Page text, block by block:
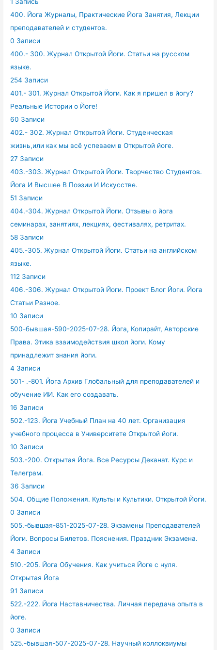
400. Йога Журналы, Практические Йога Занятия, Лекции
преподавателей и студентов.
0 Записи
400.- 300. Журнал Открытой Йоги. Статьи на русском
языке.
254 Записи
401.- 301. Журнал Открытой Йоги. Как я пришел в йогу?
Реальные Истории о Йоге!
60 Записи
402.- 302. Журнал Открытой Йоги. Студенческая
жизнь,или как мы всё успеваем в Открытой йоге.
27 Записи
403.-303. Журнал Открытой Йоги. Творчество Студентов.
Йога И Высшее В Поэзии И Искусстве.
51 Записи
404.-304. Журнал Открытой Йоги. Отзывы о йога
семинарах, занятиях, лекциях, фестивалях, ретритах.
58 Записи
405.-305. Журнал Открытой Йоги. Статьи на английском
языке.
112 Записи
406.-306. Журнал Открытой Йоги. Проект Блог Йоги. Йога
Статьи Разное.
10 Записи
500-бывшая-590-2025-07-28. Йога, Копирайт, Авторские
Права. Этика взаимодействия школ йоги. Кому
принадлежит знания йоги.
4 Записи
501- .-801. Йога Архив Глобальный для преподавателей и
обучение ИИ. Как его создавать.
16 Записи
502.-123. Йога Учебный План на 40 лет. Организация
учебного процесса в Университете Открытой йоги.
10 Записи
503.-200. Открытая Йога. Все Ресурсы Деканат. Курс и
Телеграм.
36 Записи
504. Общие Положения. Культы и Культики. Открытой Йоги.
0 Записи
505.-бывшая-851-2025-07-28. Экзамены Преподавателей
Йоги. Вопросы Билетов. Пояснения. Праздник Экзамена.
4 Записи
510.-205. Йога Обучения. Как учиться Йоге с нуля.
Открытая Йога
91 Записи
522.-222. Йога Наставничества. Личная передача опыта в
йоге.
0 Записи
525.-бывшая-507-2025-07-28. Научный коллоквиумы